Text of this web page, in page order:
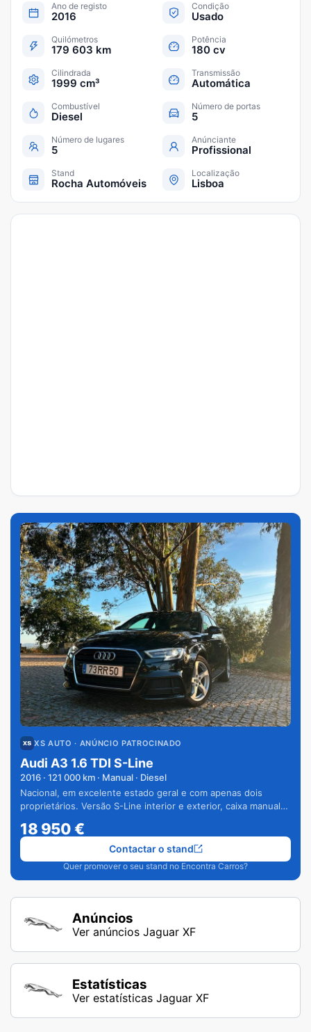
Ano de registo
2016
Condição
Usado
Quilómetros
179 603 km
Potência
180 cv
Cilindrada
1999 cm³
Transmissão
Automática
Combustível
Diesel
Número de portas
5
Número de lugares
5
Anúnciante
Profissional
Stand
Rocha Automóveis
Localização
Lisboa
XS AUTO · ANÚNCIO PATROCINADO
Audi A3 1.6 TDI S-Line
2016 · 121 000 km · Manual · Diesel
Nacional, em excelente estado geral e com apenas dois
proprietários. Versão S-Line interior e exterior, caixa manual
18 950€
Quer promover o seu stand no Encontra Carros?
Contactar o stand
Anúncios
Ver anúncios Jaguar XF
Estatísticas
Ver estatísticas Jaguar XF